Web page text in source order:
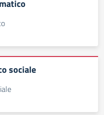
sociale